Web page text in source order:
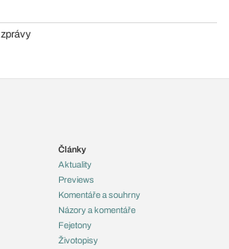
Články
Aktuality
Previews
Komentáře a souhrny
Názory a komentáře
Fejetony
Životopisy